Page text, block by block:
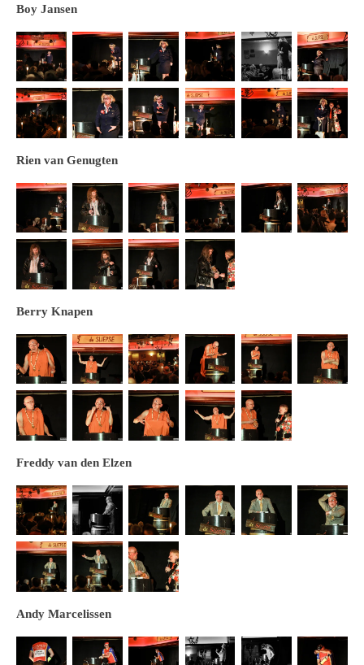
Boy Jansen
Rien van Genugten
Berry Knapen
Freddy van den Elzen
Andy Marcelissen